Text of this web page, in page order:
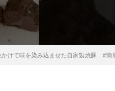
かけて味を染み込ませた自家製焼豚 #簡